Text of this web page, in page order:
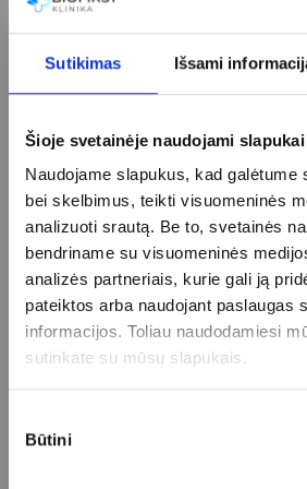
Sutikimas Išsami
Šioje svetainėje naudojami slapukai
Naudojame slapukus, kad galėtume
bei skelbimus, teikti visuomeninės
analizuoti srautą. Be to, svetainės
bendriname su visuomeninės
analizės partneriais, kurie gali ją
pateiktos arba naudojant paslaugas
informacijos. Toliau naudodamiesi
sutinkate su mūsų slapukais.
pasirinkimas
Būtini
Ne. Gardasil 9 sudėtyje nėra
negali sukelti ŽPV infekcijos.
Ar reikalingas specialus
Specialaus pasiruošimo
rekomenduojama prieš
gydytoju, ypač jei yra alergijų ar
Ar vakcina gydo jau esamą
Ne, Gardasil 9 negydo jau
pakitimų, bet apsaugo nuo
ŽPV tipų, su kuriais žmogus dar
Kiek laiko galioja apsauga po
Šiuo metu turimi tyrimų